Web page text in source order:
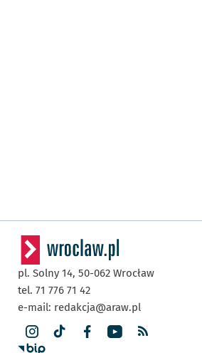
pl. Solny 14, 50-062 Wrocław
tel. 71 776 71 42
e-mail: redakcja@araw.pl